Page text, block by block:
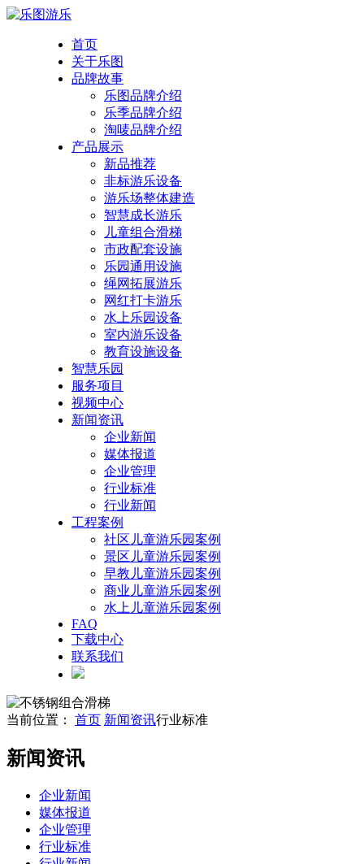
首页
关于乐图
品牌故事
乐图品牌介绍
乐季品牌介绍
淘唛品牌介绍
产品展示
新品推荐
非标游乐设备
游乐场整体建造
智慧成长游乐
儿童组合滑梯
市政配套设施
乐园通用设施
绳网拓展游乐
网红打卡游乐
水上乐园设备
室内游乐设备
教育设施设备
智慧乐园
服务项目
视频中心
新闻资讯
企业新闻
媒体报道
企业管理
行业标准
行业新闻
工程案例
社区儿童游乐园案例
景区儿童游乐园案例
早教儿童游乐园案例
商业儿童游乐园案例
水上儿童游乐园案例
FAQ
下载中心
联系我们
当前位置： 首页 新闻资讯行业标准
新闻资讯
企业新闻
媒体报道
企业管理
行业标准